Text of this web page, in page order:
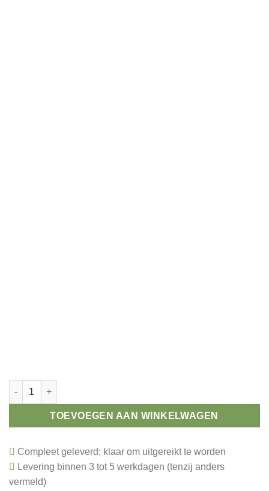
Ski medaille 50 mm aantal
TOEVOEGEN AAN WINKELWAGEN
Compleet geleverd; klaar om uitgereikt te worden
Levering binnen 3 tot 5 werkdagen (tenzij anders
vermeld)